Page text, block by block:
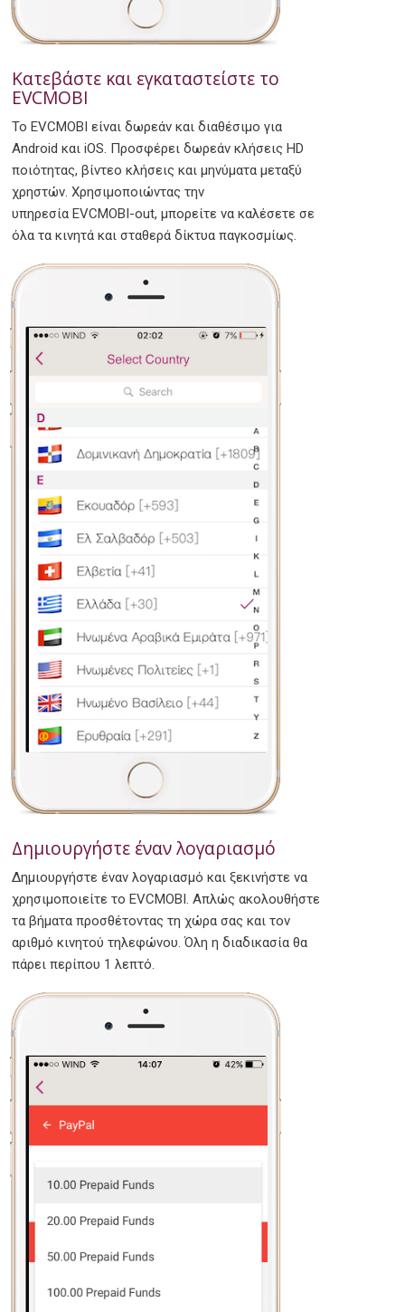
Κατεβάστε και εγκαταστείστε το
EVCMOBI
Το EVCMOBI είναι δωρεάν και διαθέσιμο για
Android και iOS. Προσφέρει δωρεάν κλήσεις HD
ποιότητας, βίντεο κλήσεις και μηνύματα μεταξύ
χρηστών. Χρησιμοποιώντας την
υπηρεσία EVCMOBI-out, μπορείτε να καλέσετε σε
όλα τα κινητά και σταθερά δίκτυα παγκοσμίως.
Δημιουργήστε έναν λογαριασμό
Δημιουργήστε έναν λογαριασμό και ξεκινήστε να
χρησιμοποιείτε το EVCMOBI. Απλώς ακολουθήστε
τα βήματα προσθέτοντας τη χώρα σας και τον
αριθμό κινητού τηλεφώνου. Όλη η διαδικασία θα
πάρει περίπου 1 λεπτό.